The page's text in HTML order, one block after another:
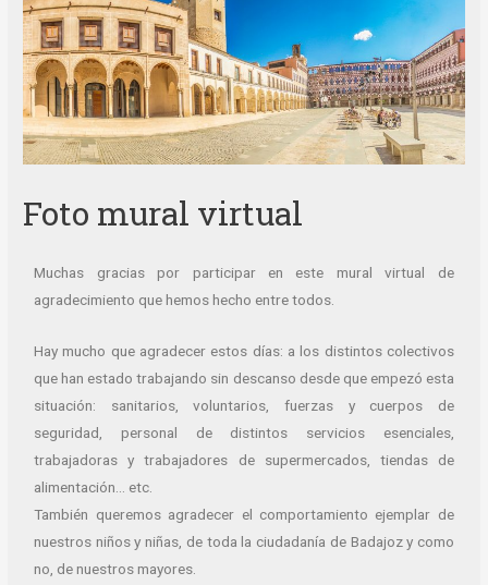
Foto mural virtual
Muchas gracias por participar en este mural virtual de
agradecimiento que hemos hecho entre todos.
Hay mucho que agradecer estos días: a los distintos colectivos
que han estado trabajando sin descanso desde que empezó esta
situación: sanitarios, voluntarios, fuerzas y cuerpos de
seguridad, personal de distintos servicios esenciales,
trabajadoras y trabajadores de supermercados, tiendas de
alimentación… etc.
También queremos agradecer el comportamiento ejemplar de
nuestros niños y niñas, de toda la ciudadanía de Badajoz y como
no, de nuestros mayores.